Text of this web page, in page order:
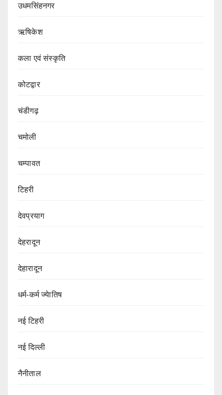
उधमसिंहनगर
ऋषिकेश
कला एवं संस्कृति
कोटद्वार
चंडीगढ़
चमोली
चम्पावत
टिहरी
देवप्रयाग
देहरादून
देहारादून
धर्म-कर्म ज्येातिष
नई टिहरी
नई दिल्ली
नैनीताल